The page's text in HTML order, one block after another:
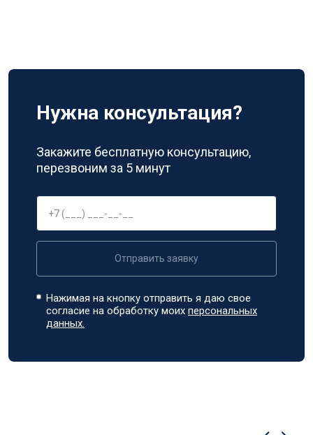
Нужна консультация?
Закажите бесплатную консультацию,
перезвоним за 5 минут
Отправить заявку
Нажимая на кнопку отправить я даю свое
согласие на обработку моихперсональных
данных.